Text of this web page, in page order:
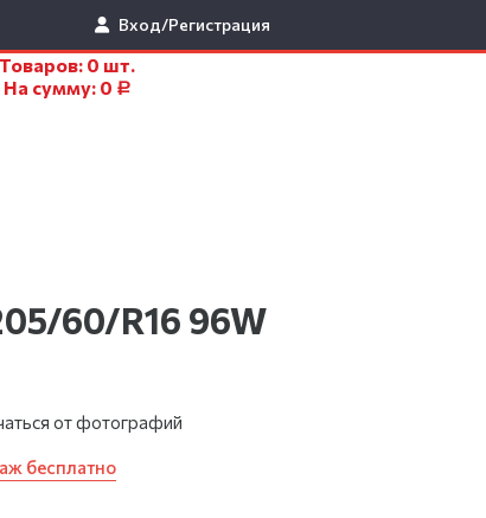
Вход/Регистрация
Товаров: 0 шт.
На сумму: 0 Р
60/R16 96W
от фотографий
бесплатно